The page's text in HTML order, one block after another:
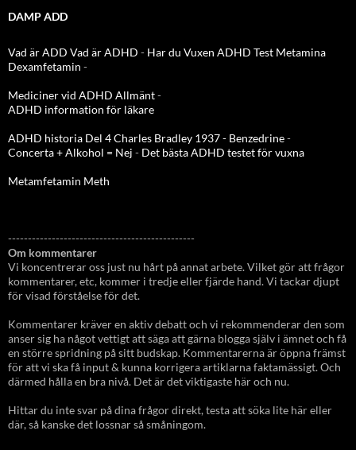
DAMP ADD
Vad är ADD Vad är ADHD - Har du Vuxen ADHD Test Metamina
Dexamfetamin -
Mediciner vid ADHD Allmänt-
ADHD information för läkare
ADHD historia Del 4 Charles Bradley 1937 - Benzedrine-
Concerta + Alkohol = Nej - Det bästa ADHD testet för vuxna
Metamfetamin Meth
-----------------------------------------------
Om kommentarer
Vi koncentrerar oss just nu hårt på annat arbete. Vilket gör att frågor
kommentarer, etc, kommer i tredje eller fjärde hand. Vi tackar djupt
för visad förståelse för det.
Kommentarer kräver en aktiv debatt och vi rekommenderar den som
anser sig ha något vettigt att säga att gärna blogga själv i ämnet och få
en större spridning på sitt budskap. Kommentarerna är öppna främst
för att vi ska få input & kunna korrigera artiklarna faktamässigt. Och
därmed hålla en bra nivå. Det är det viktigaste här och nu.
Hittar du inte svar på dina frågor direkt, testa att söka lite här eller
där, så kanske det lossnar så småningom.